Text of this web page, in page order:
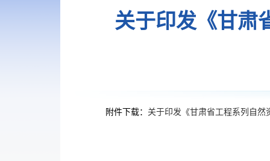
关于印发《甘肃
附件下载： 关于印发《甘肃省工程系列自